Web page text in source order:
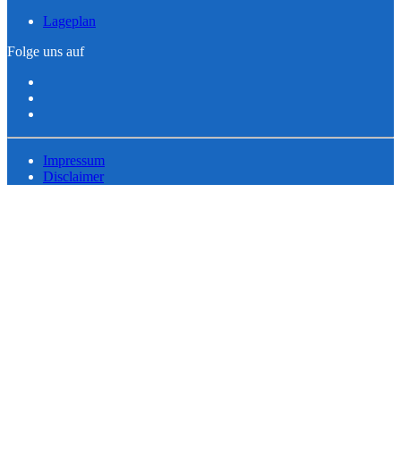
Lageplan
Folge uns auf
Impressum
Disclaimer